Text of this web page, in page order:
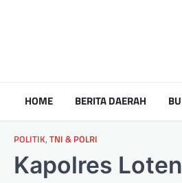
HOME BERITA DAERAH
POLITIK, TNI & POLRI
Kapolres